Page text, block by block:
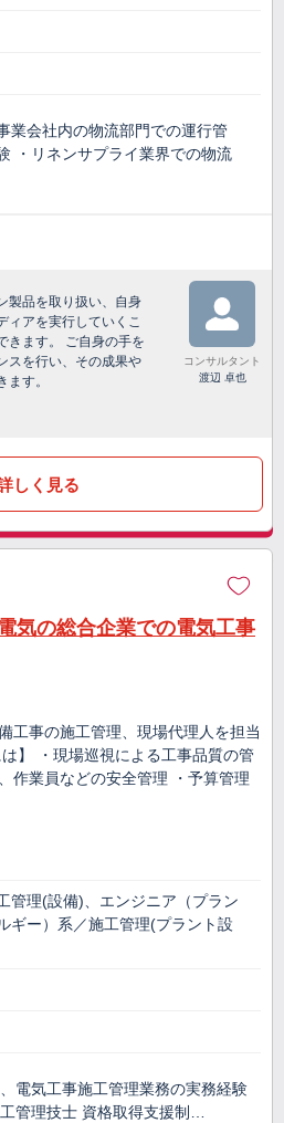
業会社内の物流部門での運行管
・リネンサプライ業界での物流
製品を取り扱い、自身
ィアを実行していくこ
きます。 ご自身の手を
スを行い、その成果や
す。
コンサルタント
渡辺 卓也
しく見る
気の総合企業での電気工事
工事の施工管理、現場代理人を担当
】 ・現場巡視による工事品質の管
作業員などの安全管理 ・予算管理
管理(設備)、エンジニア（プラン
ギー）系／施工管理(プラント設
電気工事施工管理業務の実務経験
管理技士 資格取得支援制…